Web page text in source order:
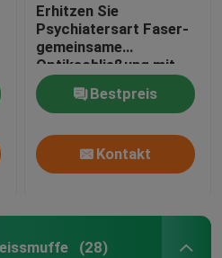
Erhitzen Sie
Psychiatersart Faser-
gemeinsame
Optikschließung mit
der Erdung von Kernen
des Gerätes 120
Bestpreis
Kontakt
(28)